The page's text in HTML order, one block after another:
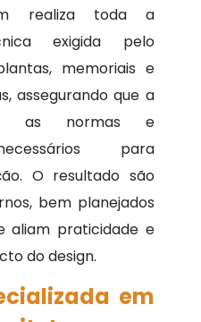
realiza toda a
exigida pelo
memoriais e
assegurando que a
as normas e
para
O resultado são
bem planejados
aliam praticidade e
do design.
em